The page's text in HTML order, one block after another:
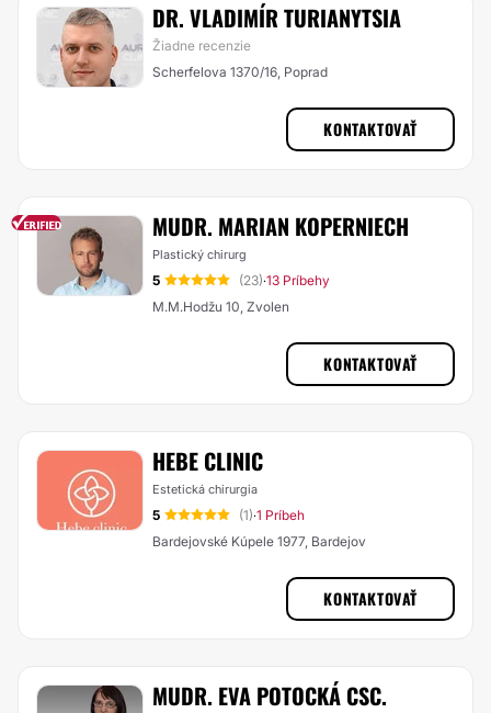
DR. VLADIMÍR TURIANYTSIA
Žiadne recenzie
Scherfelova 1370/16, Poprad
KONTAKTOVAŤ
MUDR. MARIAN KOPERNIECH
Plastický chirurg
5 (23)·13 Príbehy
M.M.Hodžu 10, Zvolen
KONTAKTOVAŤ
HEBE CLINIC
Estetická chirurgia
5 (1)·1 Príbeh
Bardejovské Kúpele 1977, Bardejov
KONTAKTOVAŤ
MUDR. EVA POTOCKÁ CSC.